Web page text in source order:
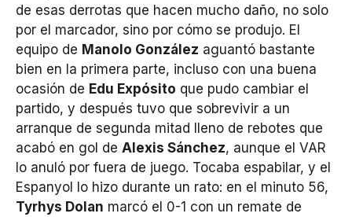
de esas derrotas que hacen mucho daño, no solo
por el marcador, sino por cómo se produjo. El
equipo de Manolo González aguantó bastante
bien en la primera parte, incluso con una buena
ocasión de Edu Expósito que pudo cambiar el
partido, y después tuvo que sobrevivir a un
arranque de segunda mitad lleno de rebotes que
acabó en gol de Alexis Sánchez, aunque el VAR
lo anuló por fuera de juego. Tocaba espabilar, y el
Espanyol lo hizo durante un rato: en el minuto 56,
Tyrhys Dolan marcó el 0-1 con un remate de